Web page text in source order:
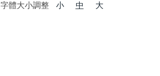
字體大小調整 小 中
大